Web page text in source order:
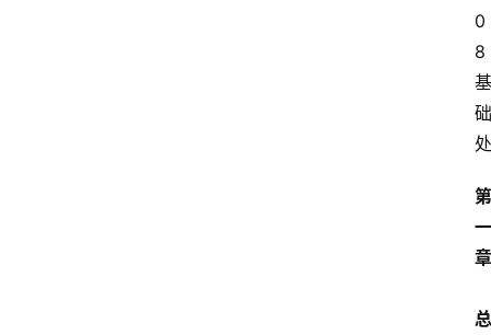
0
8
基
础
处
第
一
章
总